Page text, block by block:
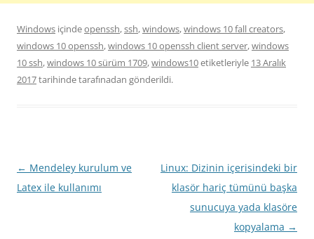
Windows içindeopenssh,ssh,windows,windows 10 fall creators,
windows 10 openssh,windows 10 openssh client server,windows
10 ssh,windows 10 sürüm 1709,windows10etiketleriyle 13 Aralık
2017tarihindetarafınadan gönderildi.
Yazı
dolaşımı
← Mendeley kurulum ve
Latex ile kullanımı
Linux: Dizinin içerisindeki bir
klasör hariç tümünü başka
sunucuya yada klasöre
kopyalama →